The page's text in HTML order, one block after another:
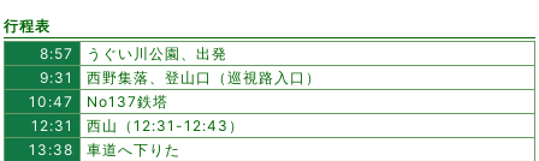
行程表
8:57
うぐい川公園、出発
9:31
西野集落、登山口（巡視路入口）
10:47
No137鉄塔
12:31
西山（12:31-12:43）
13:38
車道へ下りた